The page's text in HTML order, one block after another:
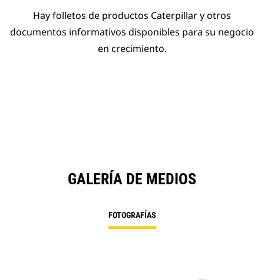
Hay folletos de productos Caterpillar y otros
documentos informativos disponibles para su negocio
en crecimiento.
GALERÍA DE MEDIOS
FOTOGRAFÍAS